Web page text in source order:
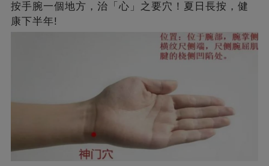
按手腕一個地方，治「心」之要穴！夏日長按，健
康下半年!